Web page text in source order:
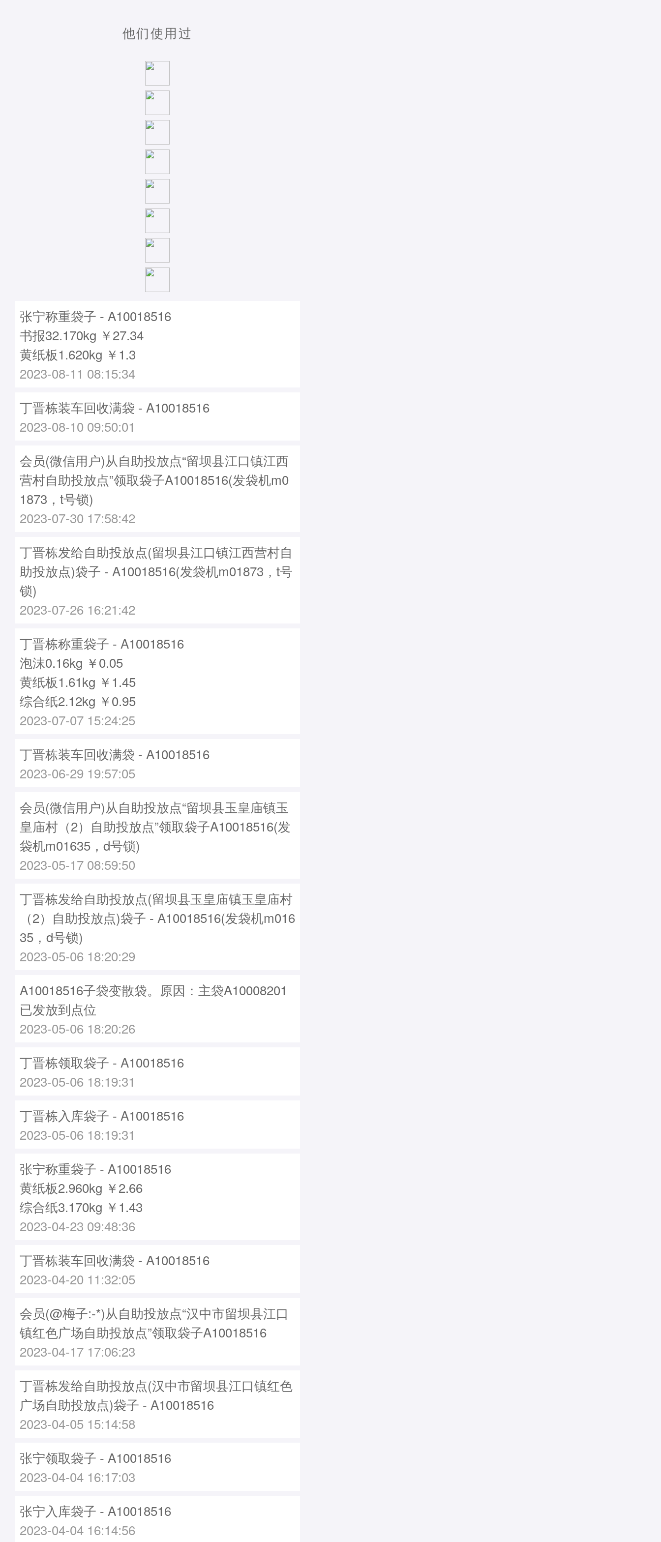
他们使用过
张宁称重袋子 - A10018516
书报32.170kg ￥27.34
黄纸板1.620kg ￥1.3
2023-08-11 08:15:34
丁晋栋装车回收满袋 - A10018516
2023-08-10 09:50:01
会员(微信用户)从自助投放点“留坝县江口镇江西
营村自助投放点”领取袋子A10018516(发袋机m0
1873，t号锁)
2023-07-30 17:58:42
丁晋栋发给自助投放点(留坝县江口镇江西营村自
助投放点)袋子 - A10018516(发袋机m01873，t号
锁)
2023-07-26 16:21:42
丁晋栋称重袋子 - A10018516
泡沫0.16kg ￥0.05
黄纸板1.61kg ￥1.45
综合纸2.12kg ￥0.95
2023-07-07 15:24:25
丁晋栋装车回收满袋 - A10018516
2023-06-29 19:57:05
会员(微信用户)从自助投放点“留坝县玉皇庙镇玉
皇庙村（2）自助投放点”领取袋子A10018516(发
袋机m01635，d号锁)
2023-05-17 08:59:50
丁晋栋发给自助投放点(留坝县玉皇庙镇玉皇庙村
（2）自助投放点)袋子 - A10018516(发袋机m016
35，d号锁)
2023-05-06 18:20:29
A10018516子袋变散袋。原因：主袋A10008201
已发放到点位
2023-05-06 18:20:26
丁晋栋领取袋子 - A10018516
2023-05-06 18:19:31
丁晋栋入库袋子 - A10018516
2023-05-06 18:19:31
张宁称重袋子 - A10018516
黄纸板2.960kg ￥2.66
综合纸3.170kg ￥1.43
2023-04-23 09:48:36
丁晋栋装车回收满袋 - A10018516
2023-04-20 11:32:05
会员(@梅子:-*)从自助投放点“汉中市留坝县江口
镇红色广场自助投放点”领取袋子A10018516
2023-04-17 17:06:23
丁晋栋发给自助投放点(汉中市留坝县江口镇红色
广场自助投放点)袋子 - A10018516
2023-04-05 15:14:58
张宁领取袋子 - A10018516
2023-04-04 16:17:03
张宁入库袋子 - A10018516
2023-04-04 16:14:56